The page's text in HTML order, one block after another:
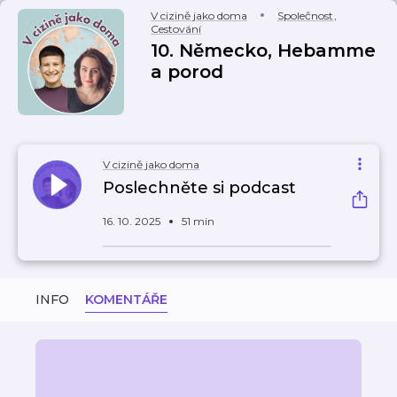
V cizině jako doma Společnost,
Cestování
10. Německo, Hebamme
a porod
V cizině jako doma
Poslechněte si podcast
16. 10. 2025 51 min
INFO KOMENTÁŘE